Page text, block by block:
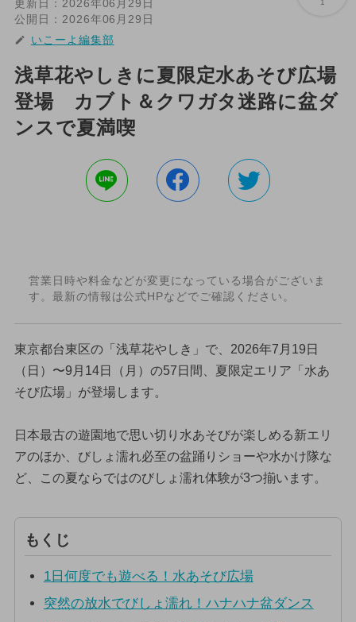
1
更新日： 2026年06月29日
公開日： 2026年06月29日
いこーよ編集部
浅草花やしきに夏限定水あそび広場
登場 カブト＆クワガタ迷路に盆ダ
ンスで夏満喫
営業日時や料金などが変更になっている場合がございま
す。最新の情報は公式HPなどでご確認ください。
東京都台東区の「浅草花やしき」で、2026年7月19日
（日）〜9月14日（月）の57日間、夏限定エリア「水あ
そび広場」が登場します。
日本最古の遊園地で思い切り水あそびが楽しめる新エリ
アのほか、びしょ濡れ必至の盆踊りショーや水かけ隊な
ど、この夏ならではのびしょ濡れ体験が3つ揃います。
もくじ
1日何度でも遊べる！水あそび広場
突然の放水でびしょ濡れ！ハナハナ盆ダンス